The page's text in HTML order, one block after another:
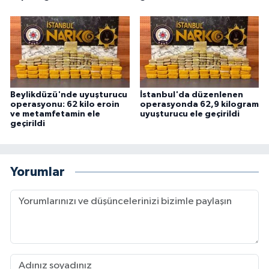
Beylikdüzü'nde uyuşturucu
operasyonu: 62 kilo eroin
ve metamfetamin ele
geçirildi
İstanbul'da düzenlenen
operasyonda 62,9 kilogram
uyuşturucu ele geçirildi
Yorumlar